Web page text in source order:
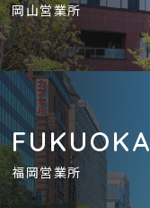
岡山営業所
FUKUOKA
福岡営業所